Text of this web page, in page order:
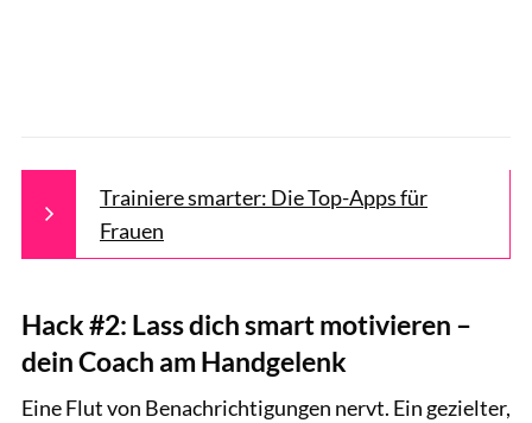
Trainiere smarter: Die Top-Apps für
Frauen
Hack #2: Lass dich smart motivieren –
dein Coach am Handgelenk
Eine Flut von Benachrichtigungen nervt. Ein gezielter,